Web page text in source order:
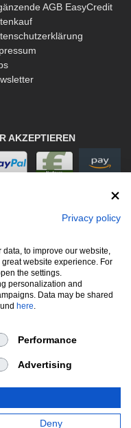
AGB EasyCredit
AKZEPTIEREN
Style & Aerodynamik
. Versandkostenfrei
Privacy policy
to improve our website,
website experience. For
the settings.
personalization and
Data may be shared
here.
Performance
Advertising
Deny